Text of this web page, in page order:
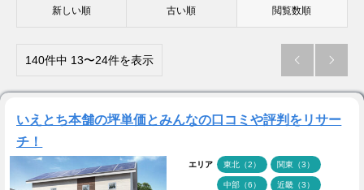
新しい順 古い順 閲覧数順
140件中 13〜24件を表示  
いえとち本舗の坪単価とみんなの口コミや評判をリサー
チ！
エリア 東北（2） 関東（3）
中部（6） 近畿（3）